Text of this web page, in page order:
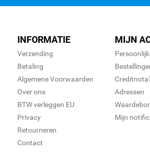
INFORMATIE
Verzending
Betaling
Algemene Voorwaarden
Over ons
BTW verleggen EU
Privacy
Retourneren
Contact
MIJN
Adressen
Mijn